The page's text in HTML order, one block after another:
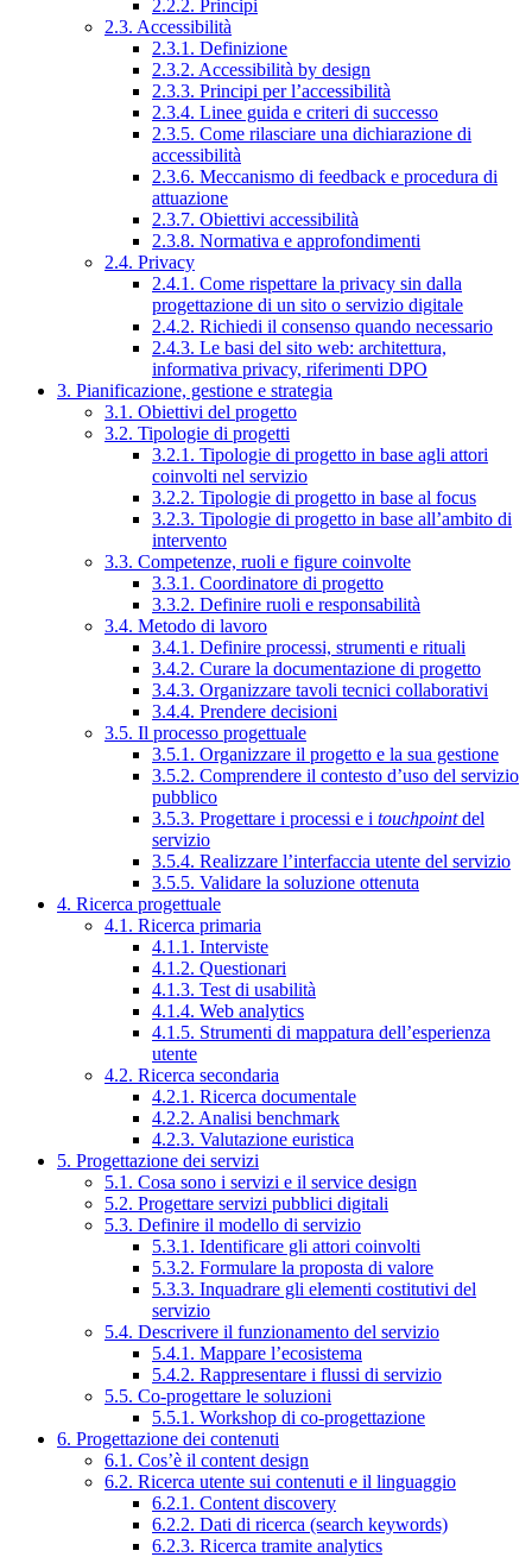
2.2.2. Principi
2.3. Accessibilità
2.3.1. Definizione
2.3.2. Accessibilità by design
2.3.3. Principi per l’accessibilità
2.3.4. Linee guida e criteri di successo
2.3.5. Come rilasciare una dichiarazione di
accessibilità
2.3.6. Meccanismo di feedback e procedura di
attuazione
2.3.7. Obiettivi accessibilità
2.3.8. Normativa e approfondimenti
2.4. Privacy
2.4.1. Come rispettare la privacy sin dalla
progettazione di un sito o servizio digitale
2.4.2. Richiedi il consenso quando necessario
2.4.3. Le basi del sito web: architettura,
informativa privacy, riferimenti DPO
3. Pianificazione, gestione e strategia
3.1. Obiettivi del progetto
3.2. Tipologie di progetti
3.2.1. Tipologie di progetto in base agli attori
coinvolti nel servizio
3.2.2. Tipologie di progetto in base al focus
3.2.3. Tipologie di progetto in base all’ambito di
intervento
3.3. Competenze, ruoli e figure coinvolte
3.3.1. Coordinatore di progetto
3.3.2. Definire ruoli e responsabilità
3.4. Metodo di lavoro
3.4.1. Definire processi, strumenti e rituali
3.4.2. Curare la documentazione di progetto
3.4.3. Organizzare tavoli tecnici collaborativi
3.4.4. Prendere decisioni
3.5. Il processo progettuale
3.5.1. Organizzare il progetto e la sua gestione
3.5.2. Comprendere il contesto d’uso del servizio
pubblico
3.5.3. Progettare i processi e i touchpointdel
servizio
3.5.4. Realizzare l’interfaccia utente del servizio
3.5.5. Validare la soluzione ottenuta
4. Ricerca progettuale
4.1. Ricerca primaria
4.1.1. Interviste
4.1.2. Questionari
4.1.3. Test di usabilità
4.1.4. Web analytics
4.1.5. Strumenti di mappatura dell’esperienza
utente
4.2. Ricerca secondaria
4.2.1. Ricerca documentale
4.2.2. Analisi benchmark
4.2.3. Valutazione euristica
5. Progettazione dei servizi
5.1. Cosa sono i servizi e il service design
5.2. Progettare servizi pubblici digitali
5.3. Definire il modello di servizio
5.3.1. Identificare gli attori coinvolti
5.3.2. Formulare la proposta di valore
5.3.3. Inquadrare gli elementi costitutivi del
servizio
5.4. Descrivere il funzionamento del servizio
5.4.1. Mappare l’ecosistema
5.4.2. Rappresentare i flussi di servizio
5.5. Co-progettare le soluzioni
5.5.1. Workshop di co-progettazione
6. Progettazione dei contenuti
6.1. Cos’è il content design
6.2. Ricerca utente sui contenuti e il linguaggio
6.2.1. Content discovery
6.2.2. Dati di ricerca (search keywords)
6.2.3. Ricerca tramite analytics